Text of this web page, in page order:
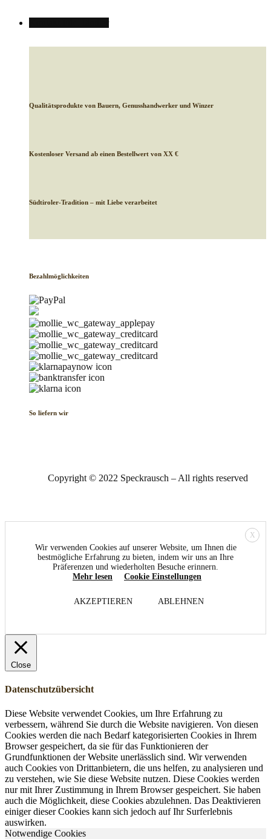
Qualitätsprodukte von Bauern, Genusshandwerker und Winzer
Kostenloser Versand ab einen Bestellwert von XX €
Südtiroler-Tradition – mit Liebe verarbeitet
Bezahlmöglichkeiten
So liefern wir
Copyright © 2022 Speckrausch – All rights reserved
X
Wir verwenden Cookies auf unserer Website, um Ihnen die
bestmögliche Erfahrung zu bieten, indem wir uns an Ihre
Präferenzen und wiederholten Besuche erinnern.
Mehr lesen
Cookie Einstellungen
AKZEPTIEREN ABLEHNEN
Close
Datenschutzübersicht
Diese Website verwendet Cookies, um Ihre Erfahrung zu
verbessern, während Sie durch die Website navigieren. Von diesen
Cookies werden die nach Bedarf kategorisierten Cookies in Ihrem
Browser gespeichert, da sie für das Funktionieren der
Grundfunktionen der Website unerlässlich sind. Wir verwenden
auch Cookies von Drittanbietern, die uns helfen, zu analysieren und
zu verstehen, wie Sie diese Website nutzen. Diese Cookies werden
nur mit Ihrer Zustimmung in Ihrem Browser gespeichert. Sie haben
auch die Möglichkeit, diese Cookies abzulehnen. Das Deaktivieren
einiger dieser Cookies kann sich jedoch auf Ihr Surferlebnis
auswirken.
Notwendige Cookies